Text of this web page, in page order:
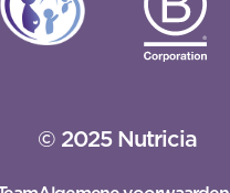
© 2025 Nutricia